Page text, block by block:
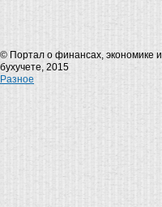
© Портал о финансах, экономике и
бухучете, 2015
Разное